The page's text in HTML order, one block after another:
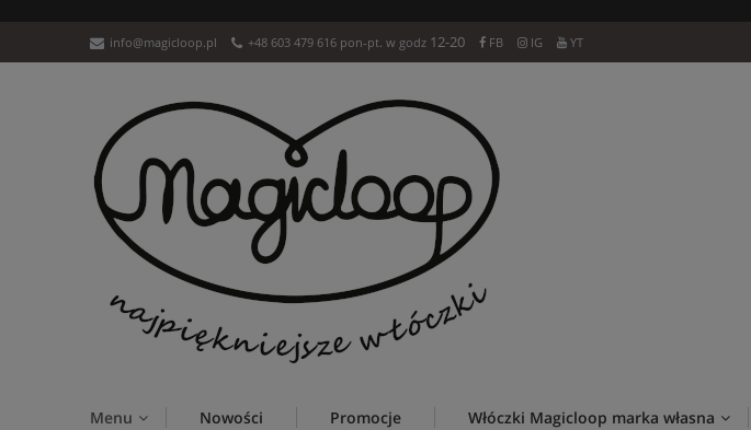
info@magicloop.pl +48 603 479 616 pon-pt. w godz 12-20 FB IG YT
Menu Nowości Promocje Włóczki Magicloop marka własna